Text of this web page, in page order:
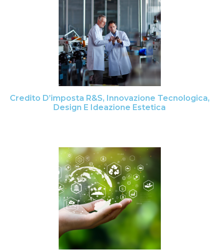
Credito D’imposta R&S, Innovazione Tecnologica,
Design E Ideazione Estetica